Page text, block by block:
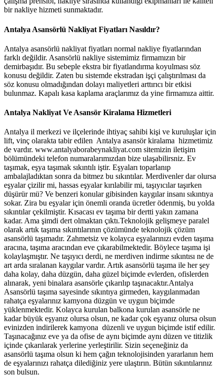
bir nakliye hizmeti sunmaktadır.
Antalya Asansörlü Nakliyat Fiyatları Nasıldır?
Antalya asansörlü nakliyat fiyatları normal nakliye fiyatlarından
farklı değildir. Asansörlü nakliye sistemimiz firmamızın bir
demirbaşıdır. Bu sebeple ekstra bir fiyatlandırma koyulması söz
konusu değildir. Zaten bu sistemde ekstradan işçi çalıştırılması da
söz konusu olmadığından dolayı maliyetleri arttırıcı bir etkisi
bulunmaz. Kapalı kasa kaplama araçlarımız da yine firmamıza aittir.
Antalya Nakliyat Ve Asansör Kiralama Hizmetleri
Antalya il merkezi ve ilçelerinde ihtiyaç sahibi kişi ve kuruluşlar için
lift, vinç olarakta tabir edilen Antalya asansör kiralama hizmetimiz
de vardır. www.antalyaborabeynakliyat.com sitemizin iletişim
bölümündeki telefon numaralarımızdan bize ulaşabilirsniz. Ev
taşımak, eşya taşımak sıkıntılı iştir. Eşyaları toparlanıp
ambalajladıktan sonra da bitmez bu sıkıntılar. Merdivenler dar olursa
eşyalar çizilir mi, hassas eşyalar kırılabilir mi, taşıyıcılar taşırken
düşürür mü? Ve benzeri konular gibisinden kaygılar insanı sıkıntıya
sokar. Zira bu eşyalar için önemli oranda ücretler ödenmiş, bu yolda
sıkıntılar çekilmiştir. Kısacası ev taşıma bir dertti yakın zamana
kadar. Ama şimdi dert olmaktan çıktı.Teknolojik gelişmeye paralel
olarak artık taşıma sıkıntılarının çözümünde teknolojik çözüm
asansörlü taşımadır. Zahmetsiz ve kolayca eşyalarınızı evden taşıma
aracına, taşıma aracından eve çıkarabilmektedir. Böylece taşıma işi
kolaylaşmıştır. Ne taşıyıcı derdi, ne merdiven indirme sıkıntısı ne de
art arda sıralanan kaygılar vardır. Artık asansörlü taşıma ile her şey
daha kolay, daha düzgün, daha güzel biçimde evlerden, ofislerden
alınarak, yeni binalara asansörle çıkarılıp taşınacaktır.Antalya
Asansörlü taşıma sayesinde sıkıntıya girmeden, kaygılanmadan
rahatça eşyalarınız kamyona düzgün ve uygun biçimde
yüklenmektedir. Kolayca kurulan balkona kurulan asansörle ne
kadar büyük eşyanız olursa olsun, ne kadar çok eşyanız olursa olsun
evinizden indirilerek kamyona düzenli ve uygun biçimde istif edilir.
Taşınacağınız eve ya da ofise de aynı biçimde aynı düzen ve titizlik
içinde çıkarılarak yerlerine yerleştirilir. Sizin seçeneğiniz da
asansörlü taşıma olsun ki hem çağın teknolojisinden yararlanın hem
de eşyalarınızı rahatça dilediğiniz yere ulaştırın. Bütün sıkıntılarınız
son bulsun.